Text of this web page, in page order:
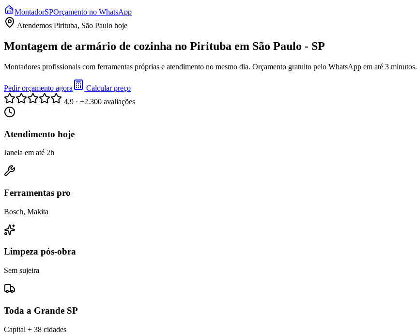
MontadorSPOrçamento no WhatsApp
Atendemos Pirituba, São Paulo hoje
Montagem de armário de cozinha no Pirituba em São Paulo - SP
Montadores profissionais com ferramentas próprias e atendimento no mesmo dia. Orçamento gratuito pelo WhatsApp em até 3 minutos.
Pedir orçamento agora
Calcular preço
4,9 · +2.300 avaliações
Atendimento hoje
Janela em até 2h
Ferramentas pro
Bosch, Makita
Limpeza pós-obra
Sem sujeira
Toda a Grande SP
Capital + 38 cidades